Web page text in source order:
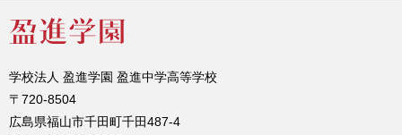
学校法人 盈進学園 盈進中学高等学校
〒720-8504
広島県福山市千田町千田487-4